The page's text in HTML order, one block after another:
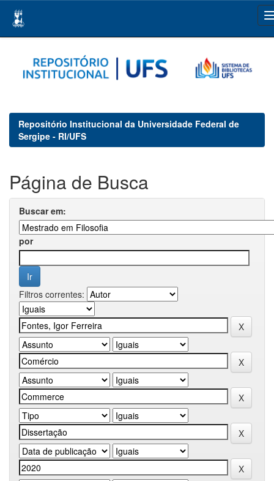
navigation
Repositório Institucional da Universidade Federal de
Sergipe - RI/UFS
Página de Busca
Buscar em:
por
Filtros correntes: